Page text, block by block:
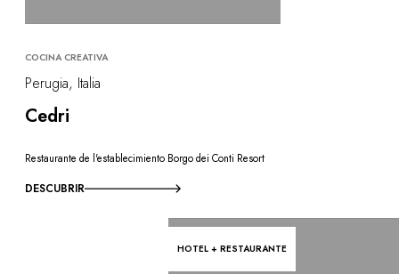
COCINA CREATIVA
Perugia, Italia
Cedri
Restaurante de l'establecimiento Borgo dei Conti Resort
DESCUBRIR
HOTEL + RESTAURANTE